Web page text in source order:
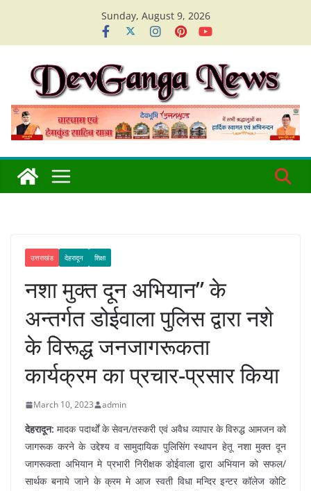
content
Sunday, August 9, 2026
उत्तराखंड देहरादून शिक्षा
नशा मुक्त दून अभियान” के
अन्तर्गत डोईवाला पुलिस द्वारा नशे
के विरूद्ध जनजागरूकता
कार्यक्रम का प्रचार-प्रसार किया
March 10, 2023 admin
देहरादून: मादक पदार्थों के सेवन/तस्करी एवं अवैध व्यापार के विरुद्ध आमजन को
जागरूक करने के उद्देश्य व सामुदायिक पुलिसिंग स्थापन हेतू नशा मुक्त दून
जागरूकता अभियान मे प्रभारी निरीक्षक डोईवाला द्वारा अभियान को सफल/
सार्थक बनाये जाने के क्रम मे आज स्वती विधा मन्दिर इन्टर कॉलेज कोटि